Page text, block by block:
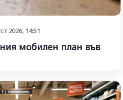
2026, 14:51
мобилен план във